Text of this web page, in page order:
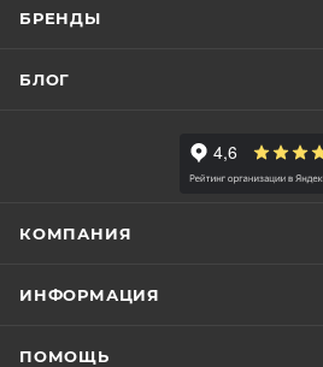
БРЕНДЫ
БЛОГ
КОМПАНИЯ
ИНФОРМАЦИЯ
ПОМОЩЬ